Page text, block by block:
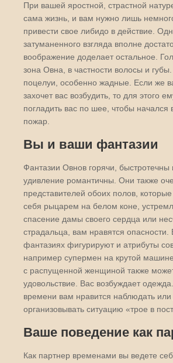
При вашей яростной, страстной
сама жизнь, и вам нужно лишь
привести свое либидо в действие.
затуманенного взгляда вполне
воображение доделает остальное.
зона Овна, в частности волосы и
поцелуи, особенно жадные. Если же
захочет вас возбудить, то для этого
погладить вас по шее, чтобы начался
пожар.
Вы и ваши фантазии
Фантазии Овнов горячи, быстротечны
удивление романтичны. Они также
представителей обоих полов,
себя рыцарем на белом коне,
спасение дамы своего сердца или
страдальца, вам нравятся
фантазиях фигурируют и атрибуты
например супермен на крутой
с распущенной женщиной также
удовольствие. Вас возбуждает
времени вам нравится наблюдать
организовывать ситуацию «трое в
Ваше поведение как
Как партнер временами вы ведете